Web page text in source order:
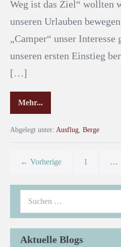
Weg ist das Ziel“ wollten
unseren Urlauben
„Camper“ unser Interesse
unseren ersten Einstieg
[…]
Mehr...
Abgelegt unter: Ausflug, Berge
← Vorherige 1 …
Aktuelle Blogs